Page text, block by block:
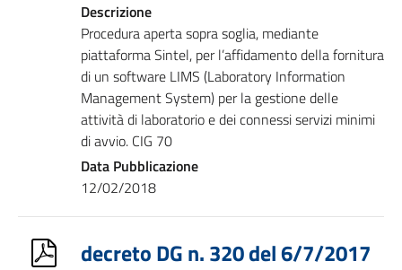
Descrizione
Procedura aperta sopra soglia, mediante
piattaforma Sintel, per l’affidamento della fornitura
di un software LIMS (Laboratory Information
Management System) per la gestione delle
attività di laboratorio e dei connessi servizi minimi
di avvio. CIG 70
Data Pubblicazione
12/02/2018
decreto DG n. 320 del 6/7/2017